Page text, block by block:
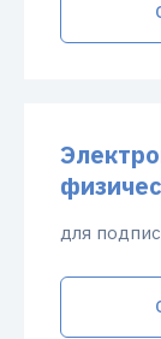
для